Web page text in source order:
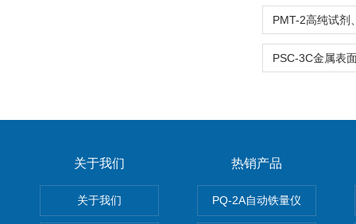
关于我们
关于我们
热销产品
PQ-2A自动铁量仪